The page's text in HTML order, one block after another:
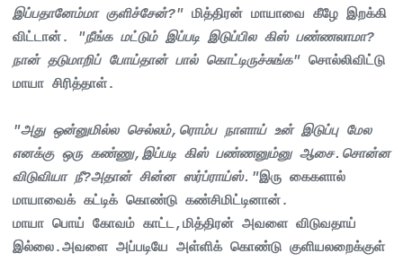
இப்பதானேம்மா குளிச்சேன்?" மித்திரன் மாயாவை கீழே இறக்கி
விட்டான்.
"நீங்க மட்டும் இப்படி இடுப்பில கிஸ் பண்ணலாமா?
நான் தடுமாறிப் போய்தான் பால் கொட்டிருச்சுங்க" சொல்லிவிட்டு
மாயா சிரித்தாள்.
"அது ஒன்னுமில்ல செல்லம்,ரொம்ப நாளாய் உன் இடுப்பு மேல
எனக்கு ஒரு கண்ணு,இப்படி கிஸ் பண்ணனும்னு ஆசை.சொன்ன
விடுவியா நீ?அதான் சின்ன ஸர்ப்ராய்ஸ்."இரு கைகளால்
மாயாவைக் கட்டிக் கொண்டு கண்சிமிட்டினான்.
மாயா பொய் கோவம் காட்ட,மித்திரன் அவளை விடுவதாய்
இல்லை.அவளை அப்படியே அள்ளிக் கொண்டு குளியலறைக்குள்